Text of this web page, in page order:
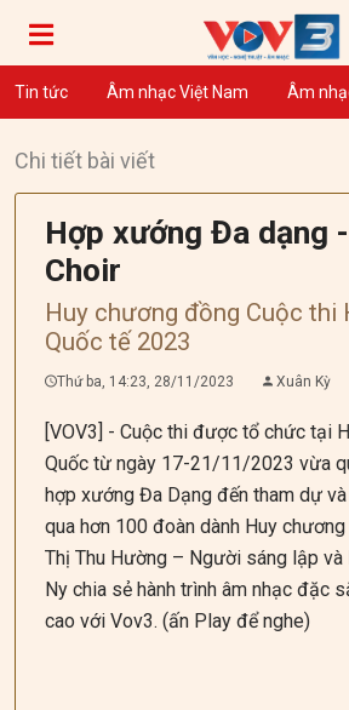
Tin tức Âm nhạc Việt Nam Âm
Chi tiết bài viết
Hợp xướng Đa dạng
Choir
Huy chương đồng Cuộc thi
Quốc tế 2023
Thứ ba, 14:23, 28/11/2023 Xuân Kỳ
[VOV3] - Cuộc thi được tổ chức tại
Quốc từ ngày 17-21/11/2023 vừa
hợp xướng Đa Dạng đến tham dự
qua hơn 100 đoàn dành Huy
Thị Thu Hường – Người sáng lập
Ny chia sẻ hành trình âm nhạc đặc
cao với Vov3. (ấn Play để nghe)